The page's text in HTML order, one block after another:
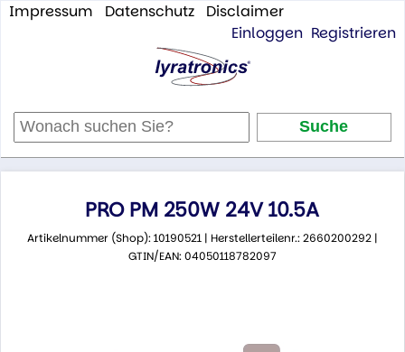
Impressum Datenschutz
Disclaimer
Einloggen Registrieren
PRO PM 250W 24V 10.5A
Artikelnummer (Shop): 10190521 | Herstellerteilenr.: 2660200292 |
GTIN/EAN: 04050118782097